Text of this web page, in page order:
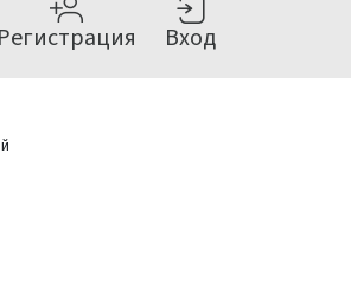
Регистрация Вход